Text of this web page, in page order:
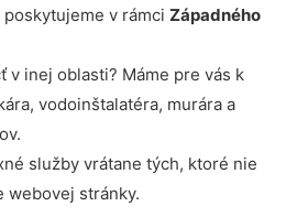
v rámci Západného
v inej oblasti? Máme pre vás k
vodoinštalatéra, murára a
služby vrátane tých, ktoré nie
webovej stránky.